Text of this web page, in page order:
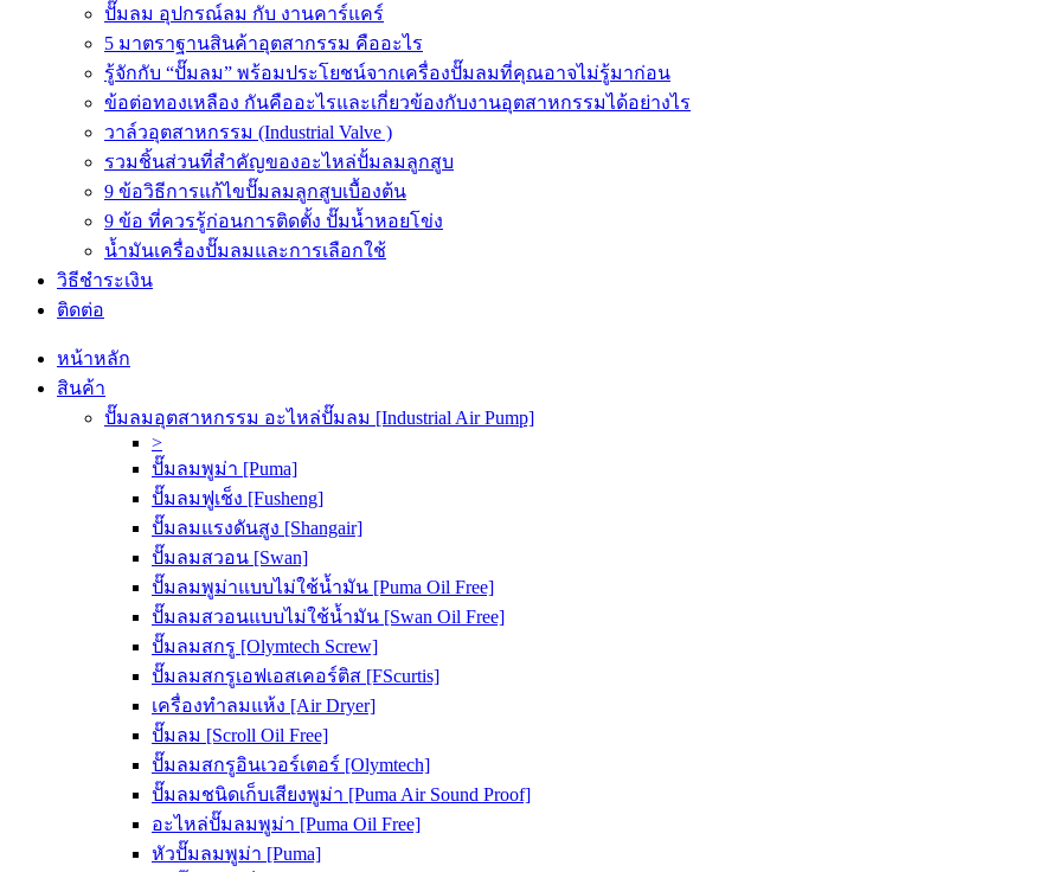
ปั๊มลม อุปกรณ์ลม กับ งานคาร์แคร์
5 มาตราฐานสินค้าอุตสากรรม คืออะไร
รู้จักกับ “ปั๊มลม” พร้อมประโยชน์จากเครื่องปั๊มลมที่คุณอาจไม่รู้มาก่อน
ข้อต่อทองเหลือง กันคืออะไรและเกี่ยวข้องกับงานอุตสาหกรรมได้อย่างไร
วาล์วอุตสาหกรรม (Industrial Valve )
รวมชิ้นส่วนที่สำคัญของอะไหล่ปั้มลมลูกสูบ
9 ข้อวิธีการแก้ไขปั๊มลมลูกสูบเบื้องต้น
9 ข้อ ที่ควรรู้ก่อนการติดตั้ง ปั๊มน้ำหอยโข่ง
น้ำมันเครื่องปั๊มลมและการเลือกใช้
วิธีชำระเงิน
ติดต่อ
หน้าหลัก
สินค้า
ปั๊มลมอุตสาหกรรม อะไหล่ปั๊มลม [Industrial Air Pump]
>
ปั๊มลมพูม่า [Puma]
ปั๊มลมฟูเช็ง [Fusheng]
ปั๊มลมแรงดันสูง [Shangair]
ปั๊มลมสวอน [Swan]
ปั๊มลมพูม่าแบบไม่ใช้น้ำมัน [Puma Oil Free]
ปั๊มลมสวอนแบบไม่ใช้น้ำมัน [Swan Oil Free]
ปั๊มลมสกรู [Olymtech Screw]
ปั๊มลมสกรูเอฟเอสเคอร์ติส [FScurtis]
เครื่องทำลมแห้ง [Air Dryer]
ปั๊มลม [Scroll Oil Free]
ปั๊มลมสกรูอินเวอร์เตอร์ [Olymtech]
ปั๊มลมชนิดเก็บเสียงพูม่า [Puma Air Sound Proof]
อะไหล่ปั๊มลมพูม่า [Puma Oil Free]
หัวปั๊มลมพูม่า [Puma]